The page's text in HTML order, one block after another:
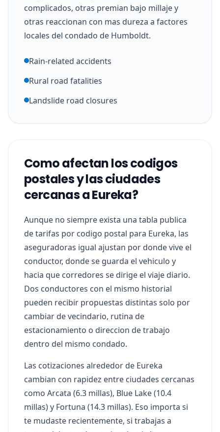
complicados, otras premian bajo millaje y
otras reaccionan con mas dureza a factores
locales del condado de Humboldt.
Rain-related accidents
Rural road fatalities
Landslide road closures
Como afectan los codigos
postales y las ciudades
cercanas a Eureka?
Aunque no siempre exista una tabla publica
de tarifas por codigo postal para Eureka, las
aseguradoras igual ajustan por donde vive el
conductor, donde se guarda el vehiculo y
hacia que corredores se dirige el viaje diario.
Dos conductores con el mismo historial
pueden recibir propuestas distintas solo por
cambiar de vecindario, rutina de
estacionamiento o direccion de trabajo
dentro del mismo condado.
Las cotizaciones alrededor de Eureka
cambian con rapidez entre ciudades cercanas
como Arcata (6.3 millas), Blue Lake (10.4
millas) y Fortuna (14.3 millas). Eso importa si
te mudaste recientemente, si trabajas a